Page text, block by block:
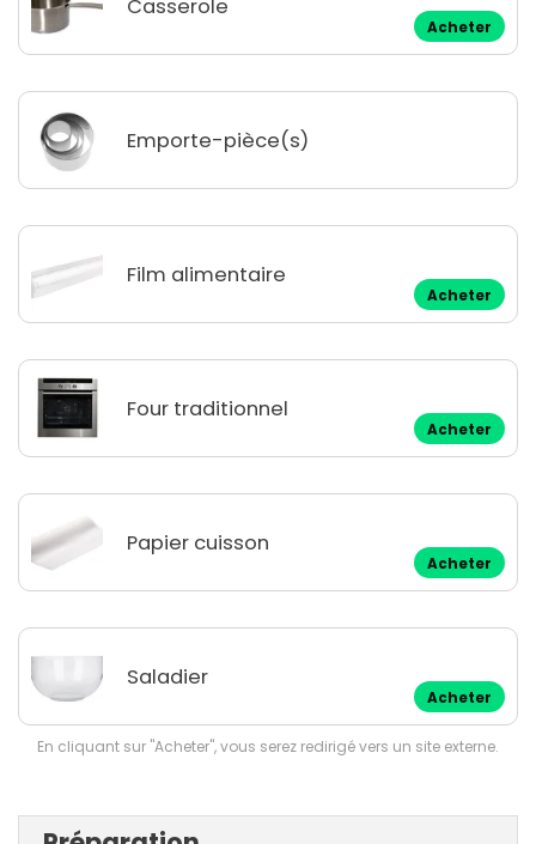
Casserole
Acheter
Emporte-pièce(s)
Film alimentaire
Acheter
Four traditionnel
Acheter
Papier cuisson
Acheter
Saladier
Acheter
En cliquant sur "Acheter", vous serez redirigé vers un site externe.